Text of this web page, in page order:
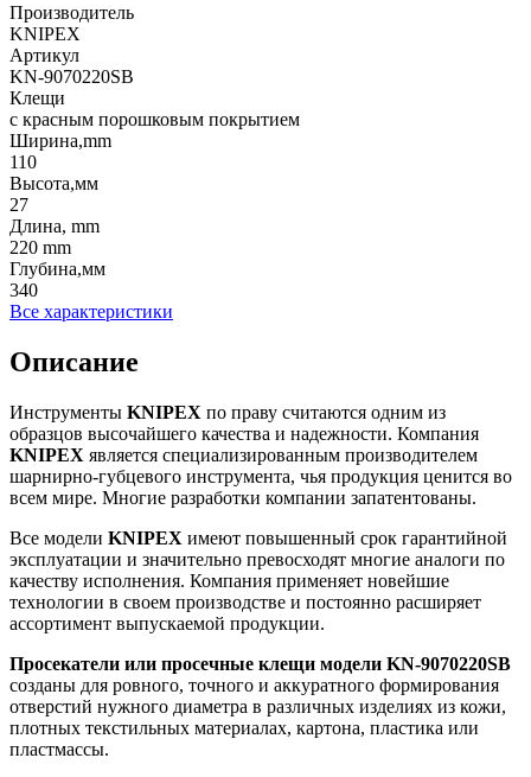
Производитель
KNIPEX
Артикул
KN-9070220SB
Клещи
с красным порошковым покрытием
Ширина,mm
110
Высота,мм
27
Длина, mm
220 mm
Глубина,мм
340
Все характеристики
Описание
Инструменты KNIPEX по праву считаются одним из
образцов высочайшего качества и надежности. Компания
KNIPEX является специализированным производителем
шарнирно-губцевого инструмента, чья продукция ценится во
всем мире. Многие разработки компании запатентованы.
Все модели KNIPEX имеют повышенный срок гарантийной
эксплуатации и значительно превосходят многие аналоги по
качеству исполнения. Компания применяет новейшие
технологии в своем производстве и постоянно расширяет
ассортимент выпускаемой продукции.
Просекатели или просечные клещи модели KN-9070220SB
созданы для ровного, точного и аккуратного формирования
отверстий нужного диаметра в различных изделиях из кожи,
плотных текстильных материалах, картона, пластика или
пластмассы.